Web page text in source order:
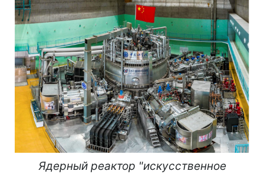
Ядерный реактор "искусственное